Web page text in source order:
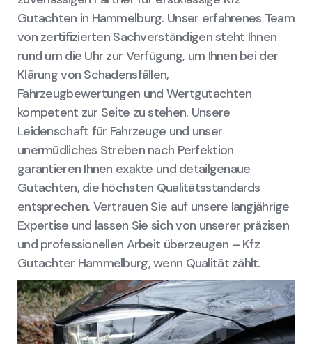
Gutachten in Hammelburg. Unser erfahrenes Team
von zertifizierten Sachverständigen steht Ihnen
rund um die Uhr zur Verfügung, um Ihnen bei der
Klärung von Schadensfällen,
Fahrzeugbewertungen und Wertgutachten
kompetent zur Seite zu stehen. Unsere
Leidenschaft für Fahrzeuge und unser
unermüdliches Streben nach Perfektion
garantieren Ihnen exakte und detailgenaue
Gutachten, die höchsten Qualitätsstandards
entsprechen. Vertrauen Sie auf unsere langjährige
Expertise und lassen Sie sich von unserer präzisen
und professionellen Arbeit überzeugen – Kfz
Gutachter Hammelburg, wenn Qualität zählt.